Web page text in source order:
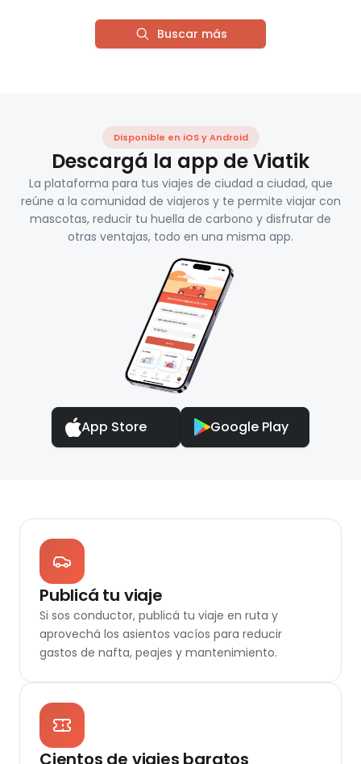
Buscar más
Disponible en iOS y Android
Descargá la app de Viatik
La plataforma para tus viajes de ciudad a ciudad, que
reúne a la comunidad de viajeros y te permite viajar con
mascotas, reducir tu huella de carbono y disfrutar de
otras ventajas, todo en una misma app.
App Store Google Play
Publicá tu viaje
Si sos conductor, publicá tu viaje en ruta y
aprovechá los asientos vacíos para reducir
gastos de nafta, peajes y mantenimiento.
Cientos de viajes baratos